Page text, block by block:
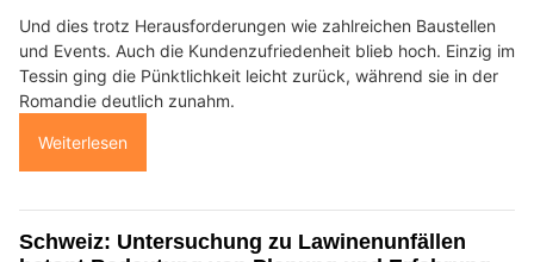
Und dies trotz Herausforderungen wie zahlreichen Baustellen
und Events. Auch die Kundenzufriedenheit blieb hoch. Einzig im
Tessin ging die Pünktlichkeit leicht zurück, während sie in der
Romandie deutlich zunahm.
Weiterlesen
Schweiz: Untersuchung zu Lawinenunfällen